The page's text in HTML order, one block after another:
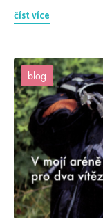
číst více
blog